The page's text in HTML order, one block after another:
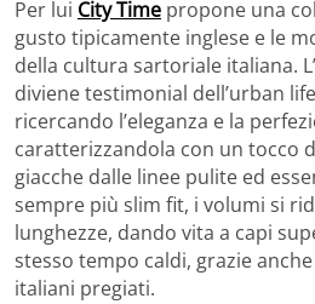
Per lui City Time propone una
gusto tipicamente inglese e le
della cultura sartoriale italiana.
diviene testimonial dell’urban
ricercando l’eleganza e la
caratterizzandola con un tocco
giacche dalle linee pulite ed
sempre più slim fit, i volumi si
lunghezze, dando vita a capi
stesso tempo caldi, grazie
italiani pregiati.